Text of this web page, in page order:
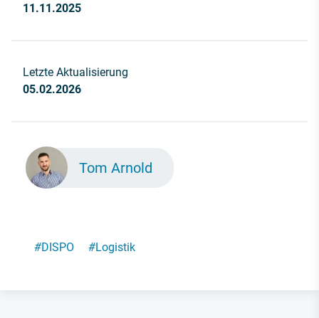
11.11.2025
Letzte Aktualisierung
05.02.2026
Tom Arnold
#DISPO #Logistik